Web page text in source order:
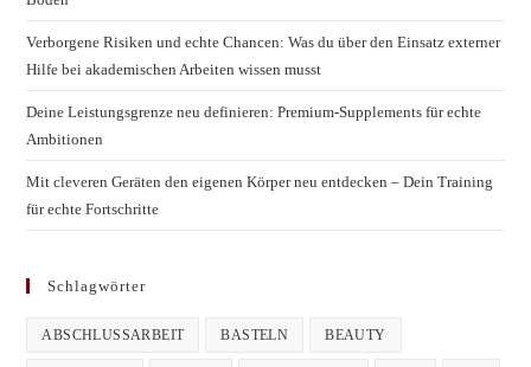
Verborgene Risiken und echte Chancen: Was du über den Einsatz externer
Hilfe bei akademischen Arbeiten wissen musst
Deine Leistungsgrenze neu definieren: Premium-Supplements für echte
Ambitionen
Mit cleveren Geräten den eigenen Körper neu entdecken – Dein Training
für echte Fortschritte
Schlagwörter
ABSCHLUSSARBEIT BASTELN BEAUTY